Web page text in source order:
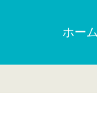
ホーム